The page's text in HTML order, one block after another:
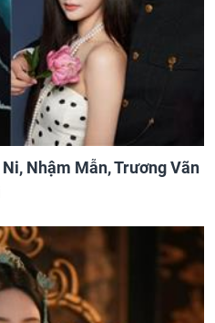
Nhậm Mẫn, Trương Vãn